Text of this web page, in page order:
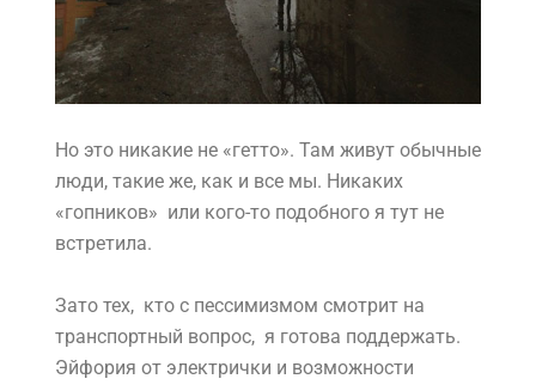
Но это никакие не «гетто». Там живут обычные
люди, такие же, как и все мы. Никаких
«гопников» или кого-то подобного я тут не
встретила.
Зато тех, кто с пессимизмом смотрит на
транспортный вопрос, я готова поддержать.
Эйфория от электрички и возможности